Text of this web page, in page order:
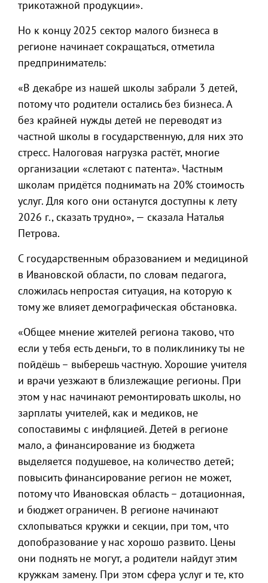
трикотажной продукции».
Но к концу 2025 сектор малого бизнеса в
регионе начинает сокращаться, отметила
предприниматель:
«В декабре из нашей школы забрали 3 детей,
потому что родители остались без бизнеса. А
без крайней нужды детей не переводят из
частной школы в государственную, для них это
стресс. Налоговая нагрузка растёт, многие
организации «слетают с патента». Частным
школам придётся поднимать на 20% стоимость
услуг. Для кого они останутся доступны к лету
2026 г., сказать трудно», — сказала Наталья
Петрова.
С государственным образованием и медициной
в Ивановской области, по словам педагога,
сложилась непростая ситуация, на которую к
тому же влияет демографическая обстановка.
«Общее мнение жителей региона таково, что
если у тебя есть деньги, то в поликлинику ты не
пойдёшь – выберешь частную. Хорошие учителя
и врачи уезжают в близлежащие регионы. При
этом у нас начинают ремонтировать школы, но
зарплаты учителей, как и медиков, не
сопоставимы с инфляцией. Детей в регионе
мало, а финансирование из бюджета
выделяется подушевое, на количество детей;
повысить финансирование регион не может,
потому что Ивановская область – дотационная,
и бюджет ограничен. В регионе начинают
схлопываться кружки и секции, при том, что
допобразование у нас хорошо развито. Цены
они поднять не могут, а родители найдут этим
кружкам замену. При этом сфера услуг и те, кто